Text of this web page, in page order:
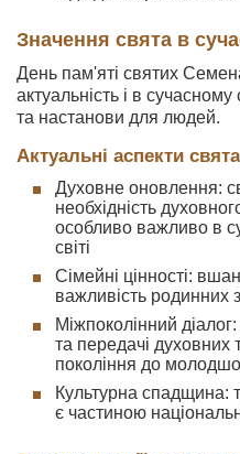
Значення свята в
День пам'яті святих
актуальність і в
та настанови для людей.
Актуальні аспекти свята
Духовне оновлення:
необхідність
особливо важливо в
світі
Сімейні цінності:
важливість родинних
Міжпоколінний
та передачі духовних
покоління до
Культурна спадщина:
є частиною